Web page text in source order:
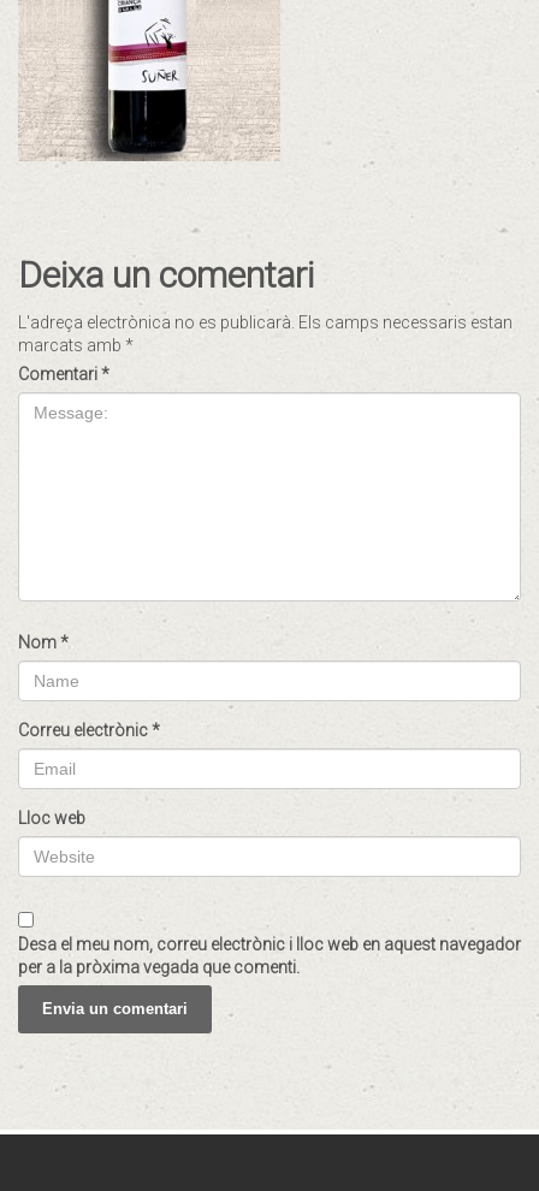
Deixa un comentari
L'adreça electrònica no es publicarà. Els camps necessaris estan
marcats amb *
Comentari*
Nom*
Correu electrònic*
Lloc web
Desa el meu nom, correu electrònic i lloc web en aquest navegador
per a la pròxima vegada que comenti.